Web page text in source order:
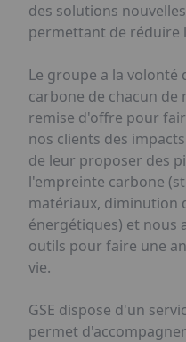
des solutions
permettant de réduire
Le groupe a la
carbone de chacun de
remise d'offre pour
nos clients des
de leur proposer des
l'empreinte carbone
matériaux, diminution
énergétiques) et nous
outils pour faire une
vie.
GSE dispose d'un
permet